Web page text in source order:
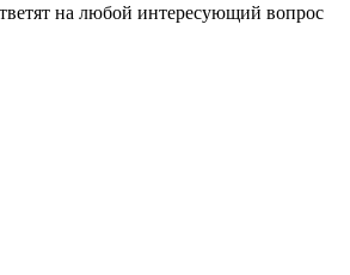
на любой интересующий вопрос